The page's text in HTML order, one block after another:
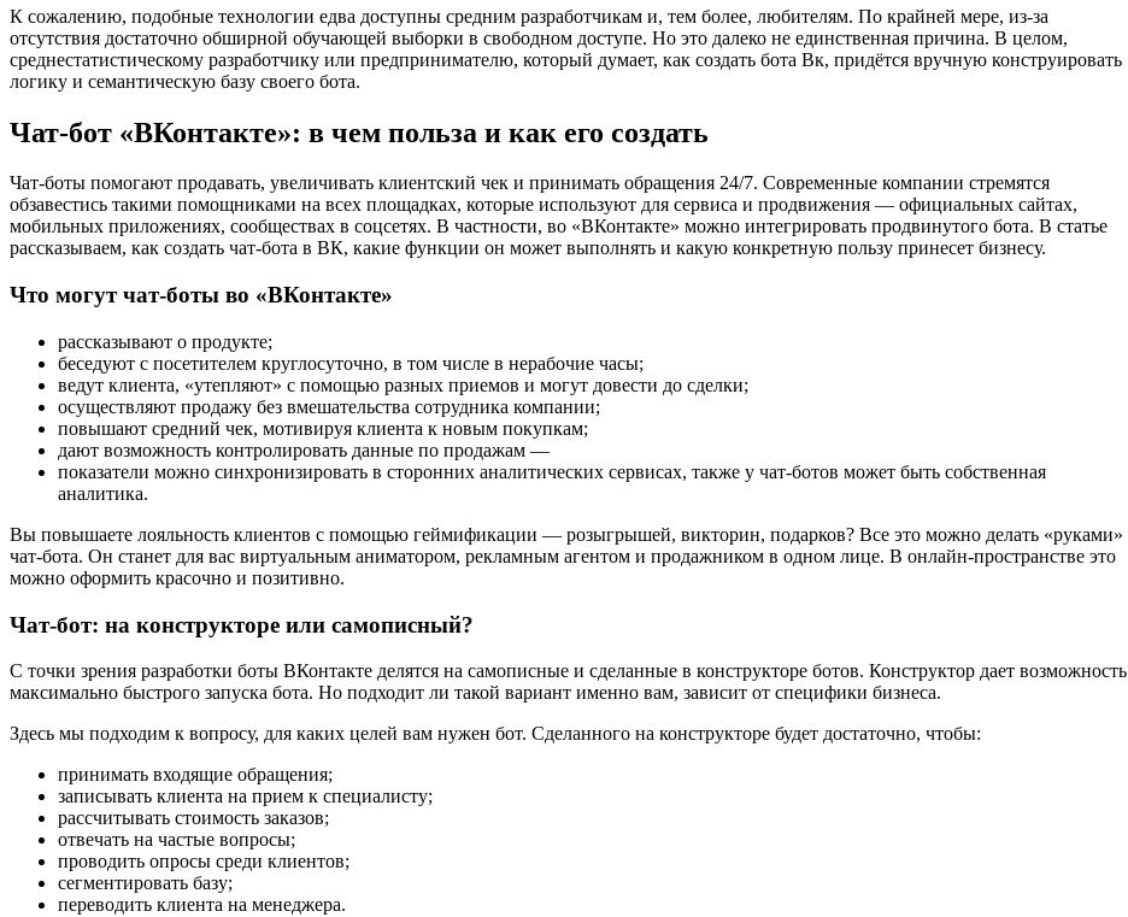
К сожалению, подобные технологии едва доступны средним разработчикам и, тем более, любителям. По крайней мере, из-за
отсутствия достаточно обширной обучающей выборки в свободном доступе. Но это далеко не единственная причина. В целом,
среднестатистическому разработчику или предпринимателю, который думает, как создать бота Вк, придётся вручную конструировать
логику и семантическую базу своего бота.
Чат-бот «ВКонтакте»: в чем польза и как его создать
Чат-боты помогают продавать, увеличивать клиентский чек и принимать обращения 24/7. Современные компании стремятся
обзавестись такими помощниками на всех площадках, которые используют для сервиса и продвижения — официальных сайтах,
мобильных приложениях, сообществах в соцсетях. В частности, во «ВКонтакте» можно интегрировать продвинутого бота. В статье
рассказываем, как создать чат-бота в ВК, какие функции он может выполнять и какую конкретную пользу принесет бизнесу.
Что могут чат-боты во «ВКонтакте»
рассказывают о продукте;
беседуют с посетителем круглосуточно, в том числе в нерабочие часы;
ведут клиента, «утепляют» с помощью разных приемов и могут довести до сделки;
осуществляют продажу без вмешательства сотрудника компании;
повышают средний чек, мотивируя клиента к новым покупкам;
дают возможность контролировать данные по продажам —
показатели можно синхронизировать в сторонних аналитических сервисах, также у чат-ботов может быть собственная
аналитика.
Вы повышаете лояльность клиентов с помощью геймификации — розыгрышей, викторин, подарков? Все это можно делать «руками»
чат-бота. Он станет для вас виртуальным аниматором, рекламным агентом и продажником в одном лице. В онлайн-пространстве это
можно оформить красочно и позитивно.
Чат-бот: на конструкторе или самописный?
С точки зрения разработки боты ВКонтакте делятся на самописные и сделанные в конструкторе ботов. Конструктор дает возможность
максимально быстрого запуска бота. Но подходит ли такой вариант именно вам, зависит от специфики бизнеса.
Здесь мы подходим к вопросу, для каких целей вам нужен бот. Сделанного на конструкторе будет достаточно, чтобы:
принимать входящие обращения;
записывать клиента на прием к специалисту;
рассчитывать стоимость заказов;
отвечать на частые вопросы;
проводить опросы среди клиентов;
сегментировать базу;
переводить клиента на менеджера.